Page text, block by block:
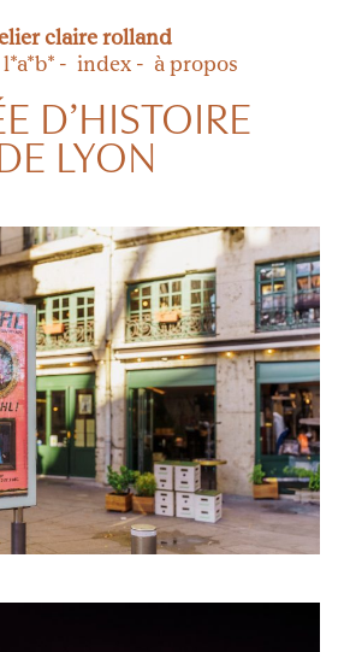
claire rolland
l*a*b* index à propos
D’HISTOIRE
LYON